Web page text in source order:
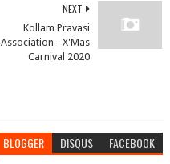
NEXT
Kollam Pravasi
Association - X'Mas
Carnival 2020
BLOGGER DISQUS FACEBOOK